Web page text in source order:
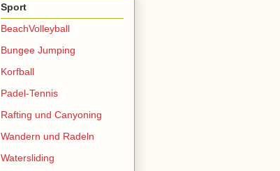
Sport
BeachVolleyball
Bungee Jumping
Korfball
Padel-Tennis
Rafting und Canyoning
Wandern und Radeln
Watersliding